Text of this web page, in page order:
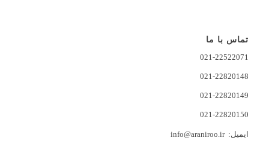
تماس با ما
021-22522071
021-22820148
021-22820149
021-22820150
ایمیل: info@araniroo.ir